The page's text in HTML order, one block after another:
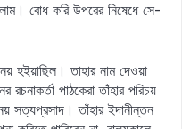
বোধ করি উপরের নিষেধে সে-
হইয়াছিল। তাহার নাম দেওয়া
রচনাকর্তা পাঠকেরা তাঁহার পরিচয়
সত্যপ্রসাদ। তাঁহার ইদানীন্তন